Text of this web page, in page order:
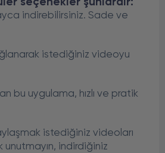
seçenekler şunlardır:
indirebilirsiniz. Sade ve
istediğiniz videoyu
bu uygulama, hızlı ve pratik
istediğiniz videoları
indirdiğiniz